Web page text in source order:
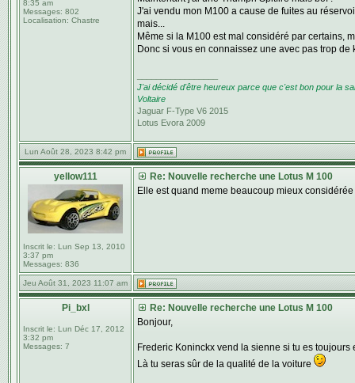
8:35 am
Messages: 802
Localisation: Chastre
J'ai vendu mon M100 a cause de fuites au
mais...
Même si la M100 est mal considéré par certains,
Donc si vous en connaissez une avec pas trop
J'ai décidé d'être heureux parce que c'est bon pour la
Voltaire
Jaguar F-Type V6 2015
Lotus Evora 2009
Lun Août 28, 2023 8:42 pm
yellow111
Inscrit le: Lun Sep 13, 2010
3:37 pm
Messages: 836
Re: Nouvelle recherche une Lotus M 100
Elle est quand meme beaucoup mieux
Jeu Août 31, 2023 11:07 am
Pi_bxl
Inscrit le: Lun Déc 17, 2012
3:32 pm
Messages: 7
Re: Nouvelle recherche une Lotus M 100
Bonjour,
Frederic Koninckx vend la sienne si tu es
Là tu seras sûr de la qualité de la voiture